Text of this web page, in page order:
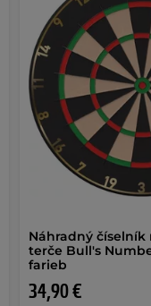
Náhradný číselník
terče Bull's
farieb
34,90 €